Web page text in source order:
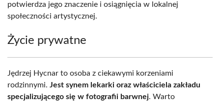
potwierdza jego znaczenie i osiągnięcia w lokalnej
społeczności artystycznej.
Życie prywatne
Jędrzej Hycnar to osoba z ciekawymi korzeniami
rodzinnymi. Jest synem lekarki oraz właściciela zakładu
specjalizującego się w fotografii barwnej. Warto